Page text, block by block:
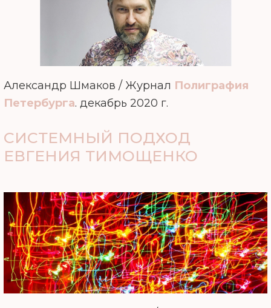
Александр Шмаков / Журнал Полиграфия
Петербурга. декабрь 2020 г.
СИСТЕМНЫЙ ПОДХОД
ЕВГЕНИЯ ТИМОЩЕНКО